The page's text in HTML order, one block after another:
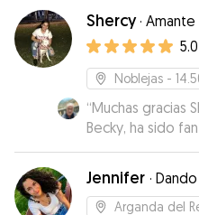
encantada con
informados de
perrita. Hace una
acogida.
Shercy· Amante
5.0
Noblejas -
“Muchas gracias
Becky, ha sido
contar de nuevo
gracias!!
Jennifer ·
Arganda del